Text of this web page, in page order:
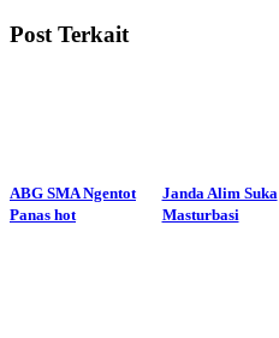
Post Terkait
ABG SMA Ngentot
Panas hot
Janda Alim Suka
Masturbasi